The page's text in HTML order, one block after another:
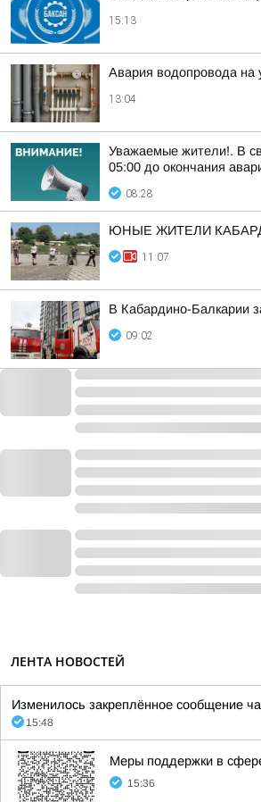
15:13
Авария водопровода на
13:04
Уважаемые жители!. В
05:00 до окончания
08:28
ЮНЫЕ ЖИТЕЛИ
11:07
В Кабардино-Балкарии
09:02
ЛЕНТА НОВОСТЕЙ
Изменилось закреплённое сообщение
15:48
Меры поддержки в
15:36